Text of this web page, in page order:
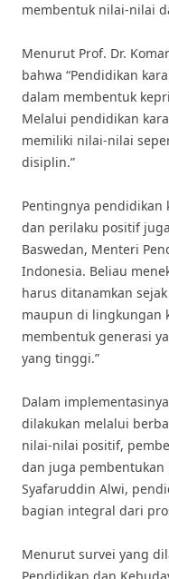
membentuk nilai-nilai
Menurut Prof. Dr.
bahwa “Pendidikan
dalam membentuk
Melalui pendidikan
memiliki nilai-nilai
disiplin.”
Pentingnya pendidikan
dan perilaku positif
Baswedan, Menteri
Indonesia. Beliau
harus ditanamkan
maupun di lingkungan
membentuk generasi
yang tinggi.”
Dalam
dilakukan melalui
nilai-nilai positif,
dan juga pembentukan
Syafaruddin Alwi,
bagian integral dari
Menurut survei yang